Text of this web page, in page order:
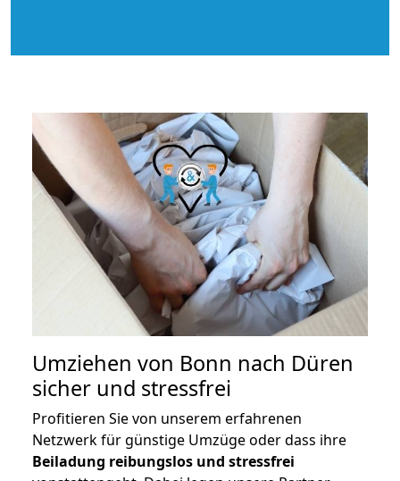
Umziehen von Bonn nach Düren
sicher und stressfrei
Profitieren Sie von unserem erfahrenen
Netzwerk für günstige Umzüge oder dass ihre
Beiladung reibungslos und stressfrei